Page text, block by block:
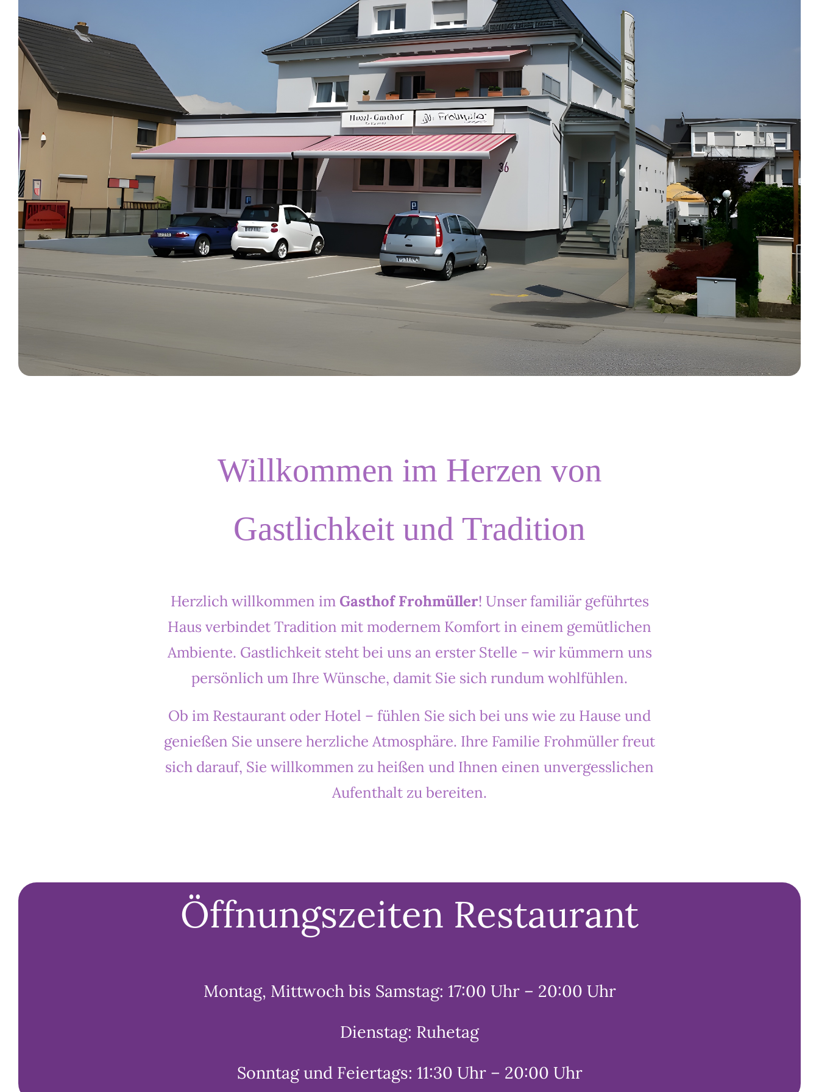
Willkommen im Herzen von
Gastlichkeit und Tradition
Herzlich willkommen im Gasthof Frohmüller! Unser familiär geführtes
Haus verbindet Tradition mit modernem Komfort in einem gemütlichen
Ambiente. Gastlichkeit steht bei uns an erster Stelle – wir kümmern uns
persönlich um Ihre Wünsche, damit Sie sich rundum wohlfühlen.
Ob im Restaurant oder Hotel – fühlen Sie sich bei uns wie zu Hause und
genießen Sie unsere herzliche Atmosphäre. Ihre Familie Frohmüller freut
sich darauf, Sie willkommen zu heißen und Ihnen einen unvergesslichen
Aufenthalt zu bereiten.
Öffnungszeiten Restaurant
Montag, Mittwoch bis Samstag: 17:00 Uhr – 20:00 Uhr
Dienstag: Ruhetag
Sonntag und Feiertags: 11:30 Uhr – 20:00 Uhr